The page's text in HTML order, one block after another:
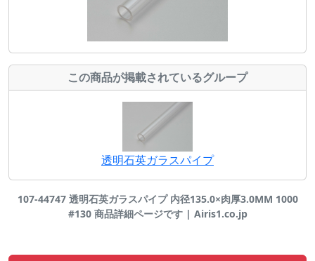
この商品が掲載されているグループ
透明石英ガラスパイプ
107-44747 透明石英ガラスパイプ 内径135.0×肉厚3.0MM 1000
#130 商品詳細ページです | Airis1.co.jp